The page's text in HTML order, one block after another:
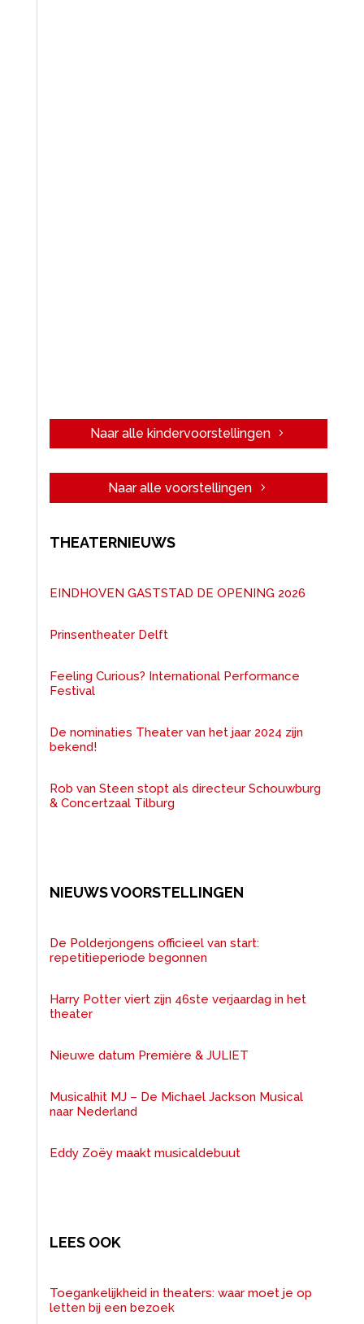
Naar alle kindervoorstellingen
Naar alle voorstellingen
THEATERNIEUWS
EINDHOVEN GASTSTAD DE OPENING 2026
Prinsentheater Delft
Feeling Curious? International Performance
Festival
De nominaties Theater van het jaar 2024 zijn
bekend!
Rob van Steen stopt als directeur Schouwburg
& Concertzaal Tilburg
NIEUWS VOORSTELLINGEN
De Polderjongens officieel van start:
repetitieperiode begonnen
Harry Potter viert zijn 46ste verjaardag in het
theater
Nieuwe datum Première & JULIET
Musicalhit MJ – De Michael Jackson Musical
naar Nederland
Eddy Zoëy maakt musicaldebuut
LEES OOK
Toegankelijkheid in theaters: waar moet je op
letten bij een bezoek